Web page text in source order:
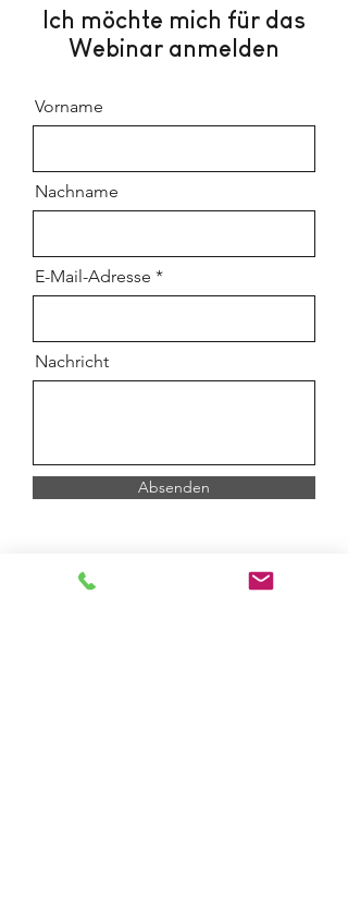
Ich möchte mich für das
Webinar anmelden
Vorname
Nachname
E-Mail-Adresse
Nachricht
Absenden